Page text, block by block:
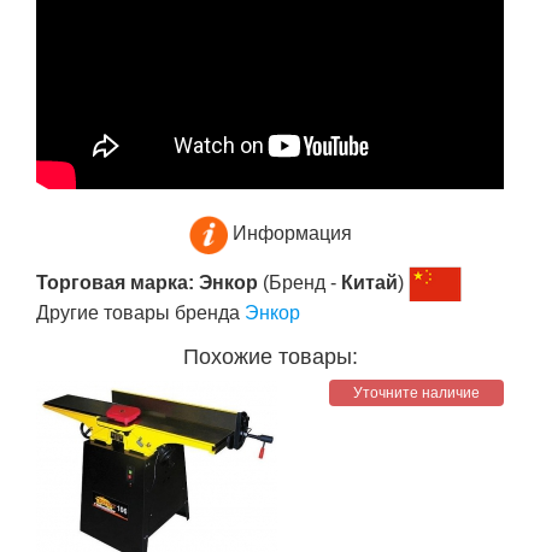
Информация
Торговая марка: Энкор (Бренд - Китай)
Другие товары бренда Энкор
Похожие товары:
Уточните наличие